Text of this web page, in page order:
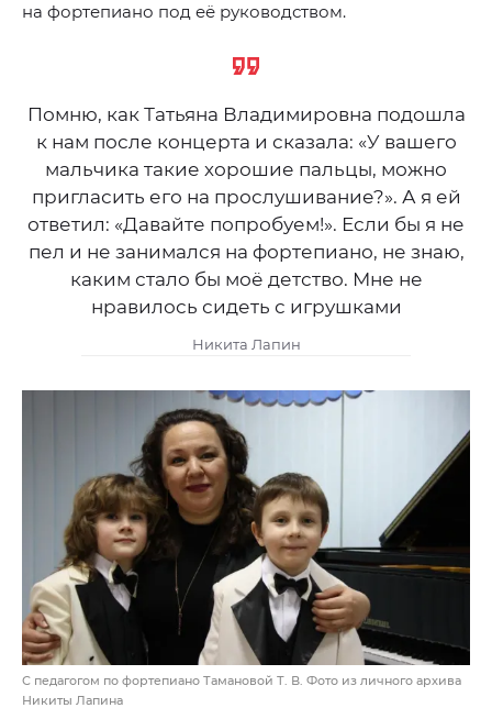
на фортепиано под её руководством.
Помню, как Татьяна Владимировна подошла
к нам после концерта и сказала: «У вашего
мальчика такие хорошие пальцы, можно
пригласить его на прослушивание?». А я ей
ответил: «Давайте попробуем!». Если бы я не
пел и не занимался на фортепиано, не знаю,
каким стало бы моё детство. Мне не
нравилось сидеть с игрушками
Никита Лапин
С педагогом по фортепиано Тамановой Т. В. Фото из личного архива
Никиты Лапина